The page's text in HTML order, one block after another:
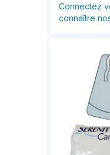
Connectez
connaître